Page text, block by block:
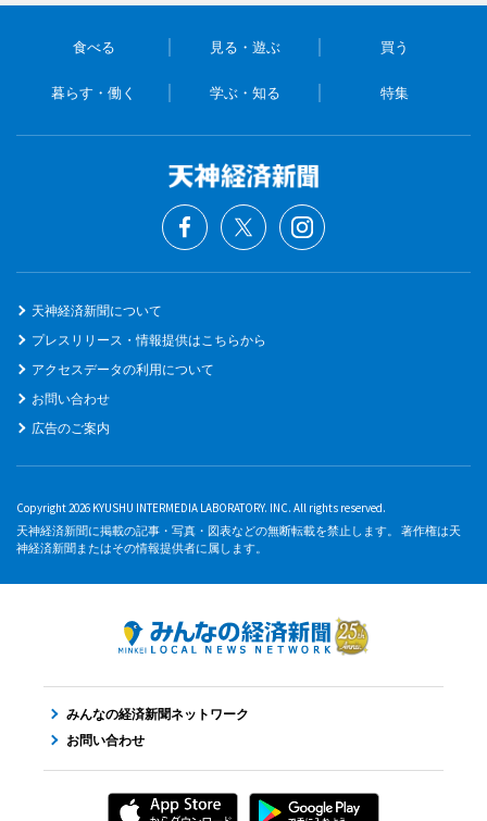
食べる 見る・遊ぶ 買う
暮らす・働く 学ぶ・知る 特集
天神経済新聞について
プレスリリース・情報提供はこちらから
アクセスデータの利用について
お問い合わせ
広告のご案内
Copyright 2026 KYUSHU INTERMEDIA LABORATORY. INC. All rights reserved.
天神経済新聞に掲載の記事・写真・図表などの無断転載を禁止します。 著作権は天
神経済新聞またはその情報提供者に属します。
みんなの経済新聞ネットワーク
お問い合わせ